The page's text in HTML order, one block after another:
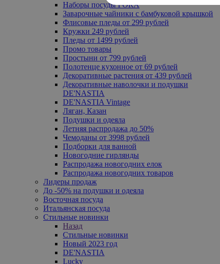
Наборы посуды FORA
Заварочные чайники с бамбуковой крышкой
Флисовые пледы от 299 рублей
Кружки 249 рублей
Пледы от 1499 рублей
Промо товары
Простыни от 799 рублей
Полотенце кухонное от 69 рублей
Декоративные растения от 439 рублей
Декоративные наволочки и подушки
DE'NASTIA
DE'NASTIA Vintage
Ляган, Казан
Подушки и одеяла
Летняя распродажа до 50%
Чемоданы от 3998 рублей
Подборки для ванной
Новогодние гирлянды
Распродажа новогодних елок
Распродажа новогодних товаров
Лидеры продаж
До -50% на подушки и одеяла
Восточная посуда
Итальянская посуда
Стильные новинки
Назад
Стильные новинки
Новый 2023 год
DE'NASTIA
Lucky